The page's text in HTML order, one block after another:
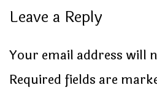
Leave a Reply
Your email address will
Required fields are